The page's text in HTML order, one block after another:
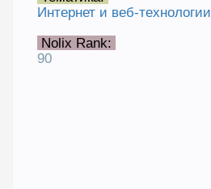
Интернет и веб-технологии
Nolix Rank:
90